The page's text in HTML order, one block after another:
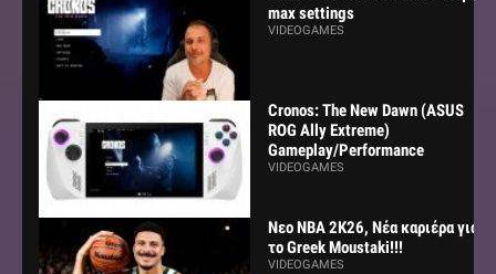
max settings
VIDEOGAMES
Cronos: The New Dawn (ASUS
ROG Ally Extreme)
Gameplay/Performance
VIDEOGAMES
Νεο NBA 2K26, Νέα καριέρα για
το Greek Moustaki!!!
VIDEOGAMES